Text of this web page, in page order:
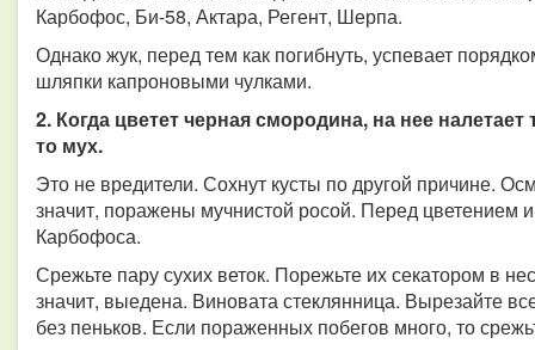
Карбофос, Би-58, Актара, Регент, Шерпа.
Однако жук, перед тем как погибнуть, успевает
шляпки капроновыми чулками.
2. Когда цветет черная смородина, на нее
то мух.
Это не вредители. Сохнут кусты по другой причине.
значит, поражены мучнистой росой. Перед цветением
Карбофоса.
Срежьте пару сухих веток. Порежьте их секатором в
значит, выедена. Виновата стеклянница. Вырезайте
без пеньков. Если пораженных побегов много, то